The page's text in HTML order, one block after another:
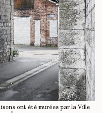
ont été murées par la Ville